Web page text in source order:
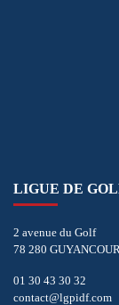
LIGUE DE
2 avenue du Golf
78 280
01 30 43 30 32
contact@lgpidf.com